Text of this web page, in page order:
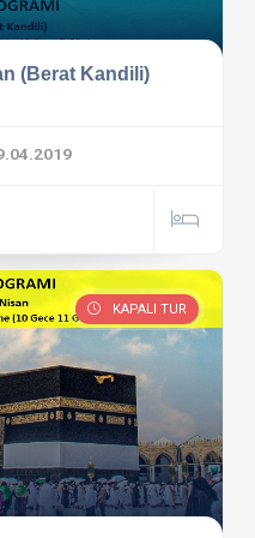
(Berat Kandili)
KAPALI TUR